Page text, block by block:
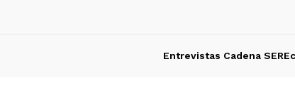
Entrevistas Cadena SER